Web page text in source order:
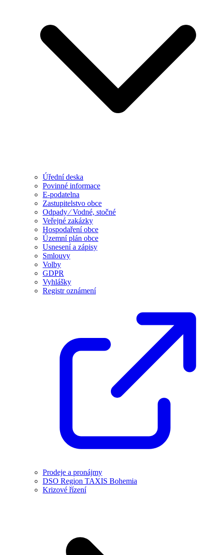
Úřední deska
Povinné informace
E-podatelna
Zastupitelstvo obce
Odpady ⁄ Vodné, stočné
Veřejné zakázky
Hospodaření obce
Územní plán obce
Usnesení a zápisy
Smlouvy
Volby
GDPR
Vyhlášky
Registr oznámení
Prodeje a pronájmy
DSO Region TAXIS Bohemia
Krizové řízení